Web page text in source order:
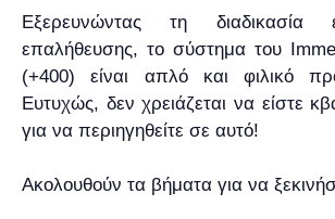
Εξερευνώντας τη διαδικασία
επαλήθευσης, το σύστημα του
(+400) είναι απλό και φιλικό
Ευτυχώς, δεν χρειάζεται να είστε
για να περιηγηθείτε σε αυτό!
Ακολουθούν τα βήματα για να